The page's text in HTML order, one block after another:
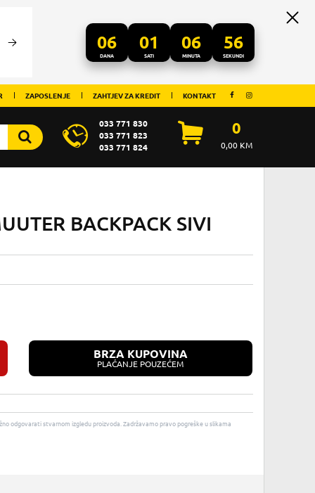
06
DANA
01
SATI
06
MINUTA
56
SEKUNDI
ZAPOSLENJE ZAHTJEV ZA KREDIT KONTAKT
033 771 830
033 771 823
033 771 824
0
0,00KM
BACKPACK SIVI
BRZA KUPOVINA
PLAĆANJE POUZEĆEM
odgovarati stvarnom izgledu proizvoda. Zadržavamo pravo pogreške u slikama